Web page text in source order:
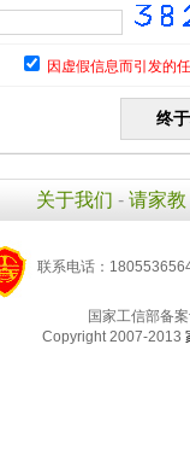
因虚假信息而引发的
关于我们 - 请家教
联系电话：
国家工信部备
Copyright 2007-2013